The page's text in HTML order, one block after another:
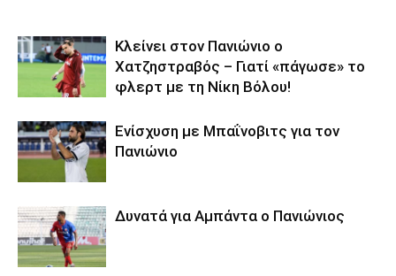
Κλείνει στον Πανιώνιο ο
Χατζηστραβός – Γιατί «πάγωσε» το
φλερτ με τη Νίκη Βόλου!
Ενίσχυση με Μπαΐνοβιτς για τον
Πανιώνιο
Δυνατά για Αμπάντα ο Πανιώνιος